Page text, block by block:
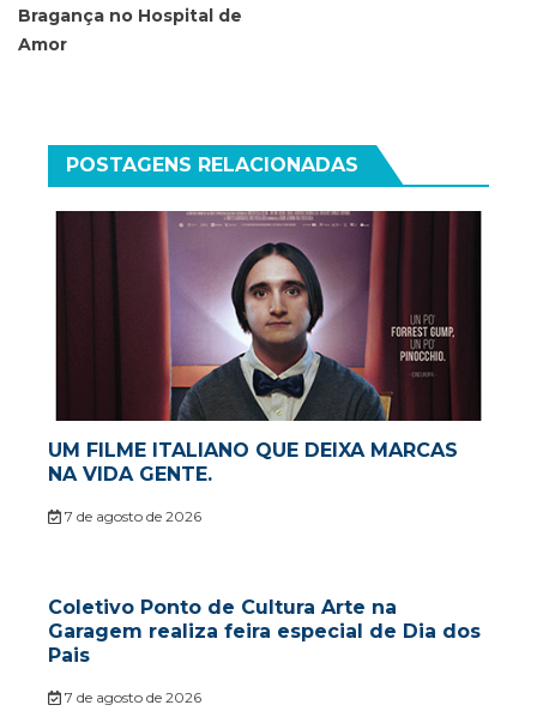
Bragança no Hospital de
Amor
POSTAGENS RELACIONADAS
UM FILME ITALIANO QUE DEIXA MARCAS
NA VIDA GENTE.
7 de agosto de 2026
Coletivo Ponto de Cultura Arte na
Garagem realiza feira especial de Dia dos
Pais
7 de agosto de 2026